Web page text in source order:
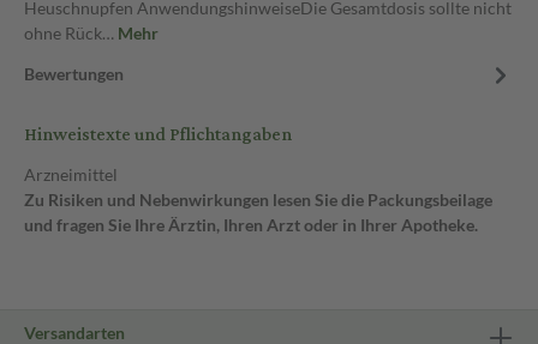
Heuschnupfen AnwendungshinweiseDie Gesamtdosis sollte nicht
ohne Rück… Mehr
Bewertungen
Hinweistexte und Pflichtangaben
Arzneimittel
Zu Risiken und Nebenwirkungen lesen Sie die Packungsbeilage
und fragen Sie Ihre Ärztin, Ihren Arzt oder in Ihrer Apotheke.
Versandarten